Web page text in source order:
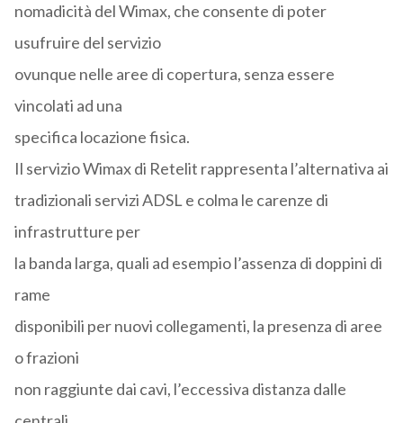
nomadicità del Wimax, che consente di poter
usufruire del servizio
ovunque nelle aree di copertura, senza essere
vincolati ad una
specifica locazione fisica.
Il servizio Wimax di Retelit rappresenta l’alternativa ai
tradizionali servizi ADSL e colma le carenze di
infrastrutture per
la banda larga, quali ad esempio l’assenza di doppini di
rame
disponibili per nuovi collegamenti, la presenza di aree
o frazioni
non raggiunte dai cavi, l’eccessiva distanza dalle